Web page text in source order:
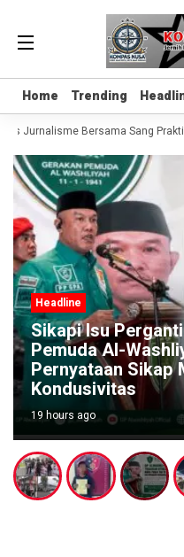
Home Trending
Home Trending
Jurnalisme Bersama Sang
Headline
Sikapi Isu
Pemuda Al-
Pernyataan Sikap
Kondusivitas
19 hours ago